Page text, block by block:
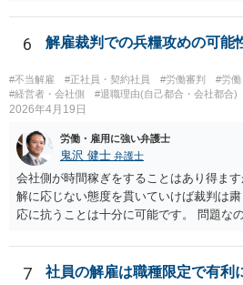
ような命令を下し、それにどの様な逆ら
権利の濫用として解雇が無効とされる恐
は判断が難しいと思います。 経営上整理
は事案が異なると思われます。 【ご質問
さ」＝能力不足ということにもならない
なく解雇ちうことをされたのでしたら、
ったと評価されることになろうかと思われ
ですので、一般論的な私見としてお答え
さい。
6 解雇裁判での兵糧攻めの可能
#不当解雇 #正社員・契約社員 #労働審判
#労働
#経営者・会社側
#退職理由(自己都合・会社都合)
2026年4月19日
労働・雇用に強い弁護士
鬼沢 健士 弁護士
会社側が時間稼ぎをすることはあり得ま
解に応じない態度を貫いていけば裁判は
応に抗うことは十分に可能です。 問題な
7
社員の解雇は職種限定で有利